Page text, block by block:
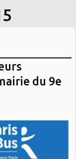
du 9e